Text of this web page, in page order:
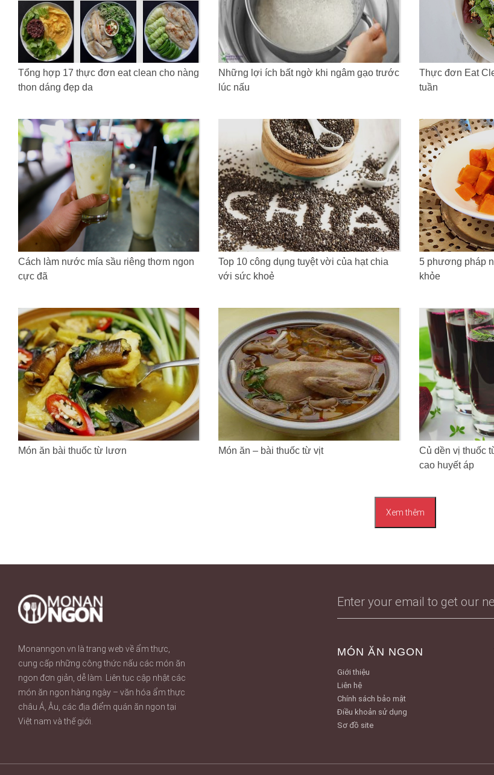
Tổng hợp 17 thực đơn eat clean cho nàng
thon dáng đẹp da
Những lợi ích bất ngờ khi ngâm gạo trước
lúc nấu
Thực đơn Eat
tuần
Cách làm nước mía sầu riêng thơm ngon
cực đã
Top 10 công dụng tuyệt vời của hạt chia
với sức khoẻ
5 phương pháp
khỏe
Món ăn bài thuốc từ lươn Món ăn – bài thuốc từ vịt
Củ dền vị thuốc
cao huyết áp
Xem thêm
Monanngon.vn là trang web về ẩm thực,
cung cấp những công thức nấu các món ăn
ngon đơn giản, dễ làm. Liên tục cập nhật các
món ăn ngon hàng ngày – văn hóa ẩm thực
châu Á, Âu, các địa điểm quán ăn ngon tại
Việt nam và thế giới.
MÓN ĂN NGON
Giới thiệu
Liên hệ
Chính sách bảo mật
Điều khoản sử dụng
Sơ đồ site